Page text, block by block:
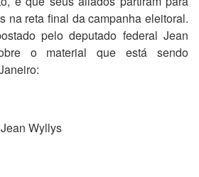
na reta final da campanha eleitoral.
pelo deputado federal Jean
o material que está sendo
Wyllys